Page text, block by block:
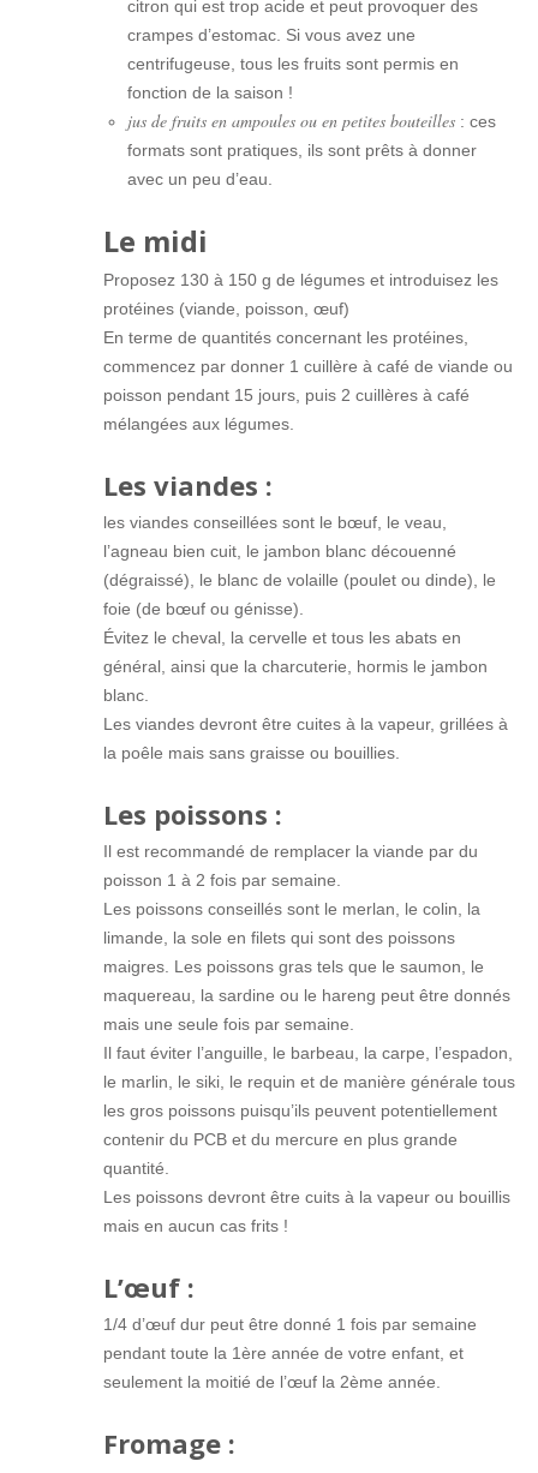
citron qui est trop acide et peut provoquer des
crampes d’estomac. Si vous avez une
centrifugeuse, tous les fruits sont permis en
fonction de la saison !
jus de fruits en ampoules ou en petites bouteilles : ces
formats sont pratiques, ils sont prêts à donner
avec un peu d’eau.
Le midi
Proposez 130 à 150 g de légumes et introduisez les
protéines (viande, poisson, œuf)
En terme de quantités concernant les protéines,
commencez par donner 1 cuillère à café de viande ou
poisson pendant 15 jours, puis 2 cuillères à café
mélangées aux légumes.
Les viandes :
les viandes conseillées sont le bœuf, le veau,
l’agneau bien cuit, le jambon blanc découenné
(dégraissé), le blanc de volaille (poulet ou dinde), le
foie (de bœuf ou génisse).
Évitez le cheval, la cervelle et tous les abats en
général, ainsi que la charcuterie, hormis le jambon
blanc.
Les viandes devront être cuites à la vapeur, grillées à
la poêle mais sans graisse ou bouillies.
Les poissons :
Il est recommandé de remplacer la viande par du
poisson 1 à 2 fois par semaine.
Les poissons conseillés sont le merlan, le colin, la
limande, la sole en filets qui sont des poissons
maigres. Les poissons gras tels que le saumon, le
maquereau, la sardine ou le hareng peut être donnés
mais une seule fois par semaine.
Il faut éviter l’anguille, le barbeau, la carpe, l’espadon,
le marlin, le siki, le requin et de manière générale tous
les gros poissons puisqu’ils peuvent potentiellement
contenir du PCB et du mercure en plus grande
quantité.
Les poissons devront être cuits à la vapeur ou bouillis
mais en aucun cas frits !
L’œuf :
1/4 d’œuf dur peut être donné 1 fois par semaine
pendant toute la 1ère année de votre enfant, et
seulement la moitié de l’œuf la 2ème année.
Fromage :